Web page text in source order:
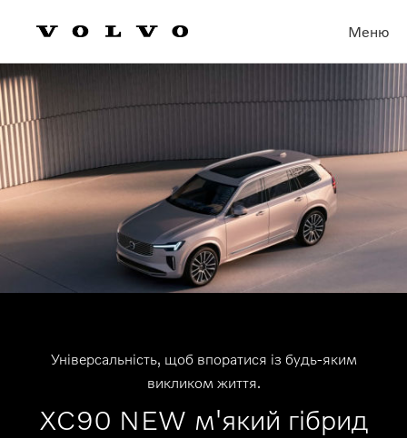
Меню
Універсальність, щоб впоратися із будь-яким
викликом життя.
XC90 NEW м'який гібрид